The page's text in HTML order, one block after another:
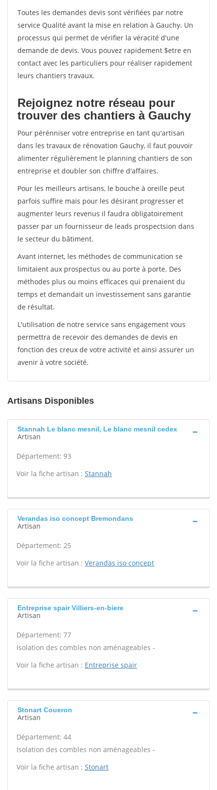
Toutes les demandes devis sont vérifiées par notre
service Qualité avant la mise en relation à Gauchy. Un
processus qui permet de vérifier la véracité d'une
demande de devis. Vous pouvez rapidement $etre en
contact avec les particuliers pour réaliser rapidement
leurs chantiers travaux.
Rejoignez notre réseau pour
trouver des chantiers à Gauchy
Pour pérénniser votre entreprise en tant qu'artisan
dans les travaux de rénovation Gauchy, il faut pouvoir
alimenter régulièrement le planning chantiers de son
entreprise et doubler son chiffre d'affaires.
Pour les meilleurs artisans, le bouche à oreille peut
parfois suffire mais pour les désirant progresser et
augmenter leurs revenus il faudra obligatoirement
passer par un fournisseur de leads prospectsion dans
le secteur du bâtiment.
Avant internet, les méthodes de communication se
limitaient aux prospectus ou au porte à porte. Des
méthodes plus ou moins efficaces qui prenaient du
temps et demandait un investissement sans garantie
de résultat.
L'utilisation de notre service sans engagement vous
permettra de recevoir des demandes de devis en
fonction des creux de votre activité et ainsi assurer un
avenir à votre société.
Artisans Disponibles
Stannah Le blanc mesnil, Le blanc mesnil cedex
Artisan
Département: 93
Voir la fiche artisan : Stannah
Verandas iso concept Bremondans
Artisan
Département: 25
Voir la fiche artisan : Verandas iso concept
Entreprise spair Villiers-en-biere
Artisan
Département: 77
Isolation des combles non aménageables -
Voir la fiche artisan : Entreprise spair
Stonart Coueron
Artisan
Département: 44
Isolation des combles non aménageables -
Voir la fiche artisan : Stonart